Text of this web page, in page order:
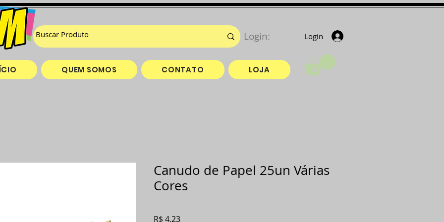
Login
QUEM SOMOS CONTATO LOJA
Login:
Canudo de Papel 25un Várias
Cores
R$ 4,23Preço